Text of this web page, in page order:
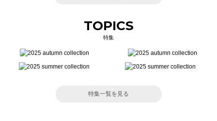
TOPICS
特集
特集一覧を見る